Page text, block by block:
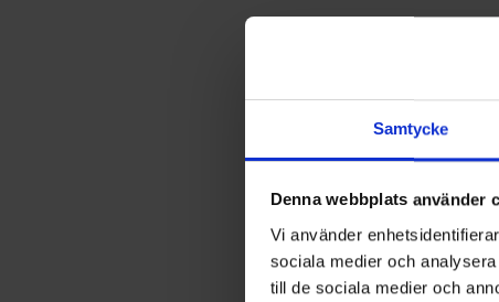
Samtycke
Denna webbplats använder
Vi använder
sociala medier och
till de sociala medier och